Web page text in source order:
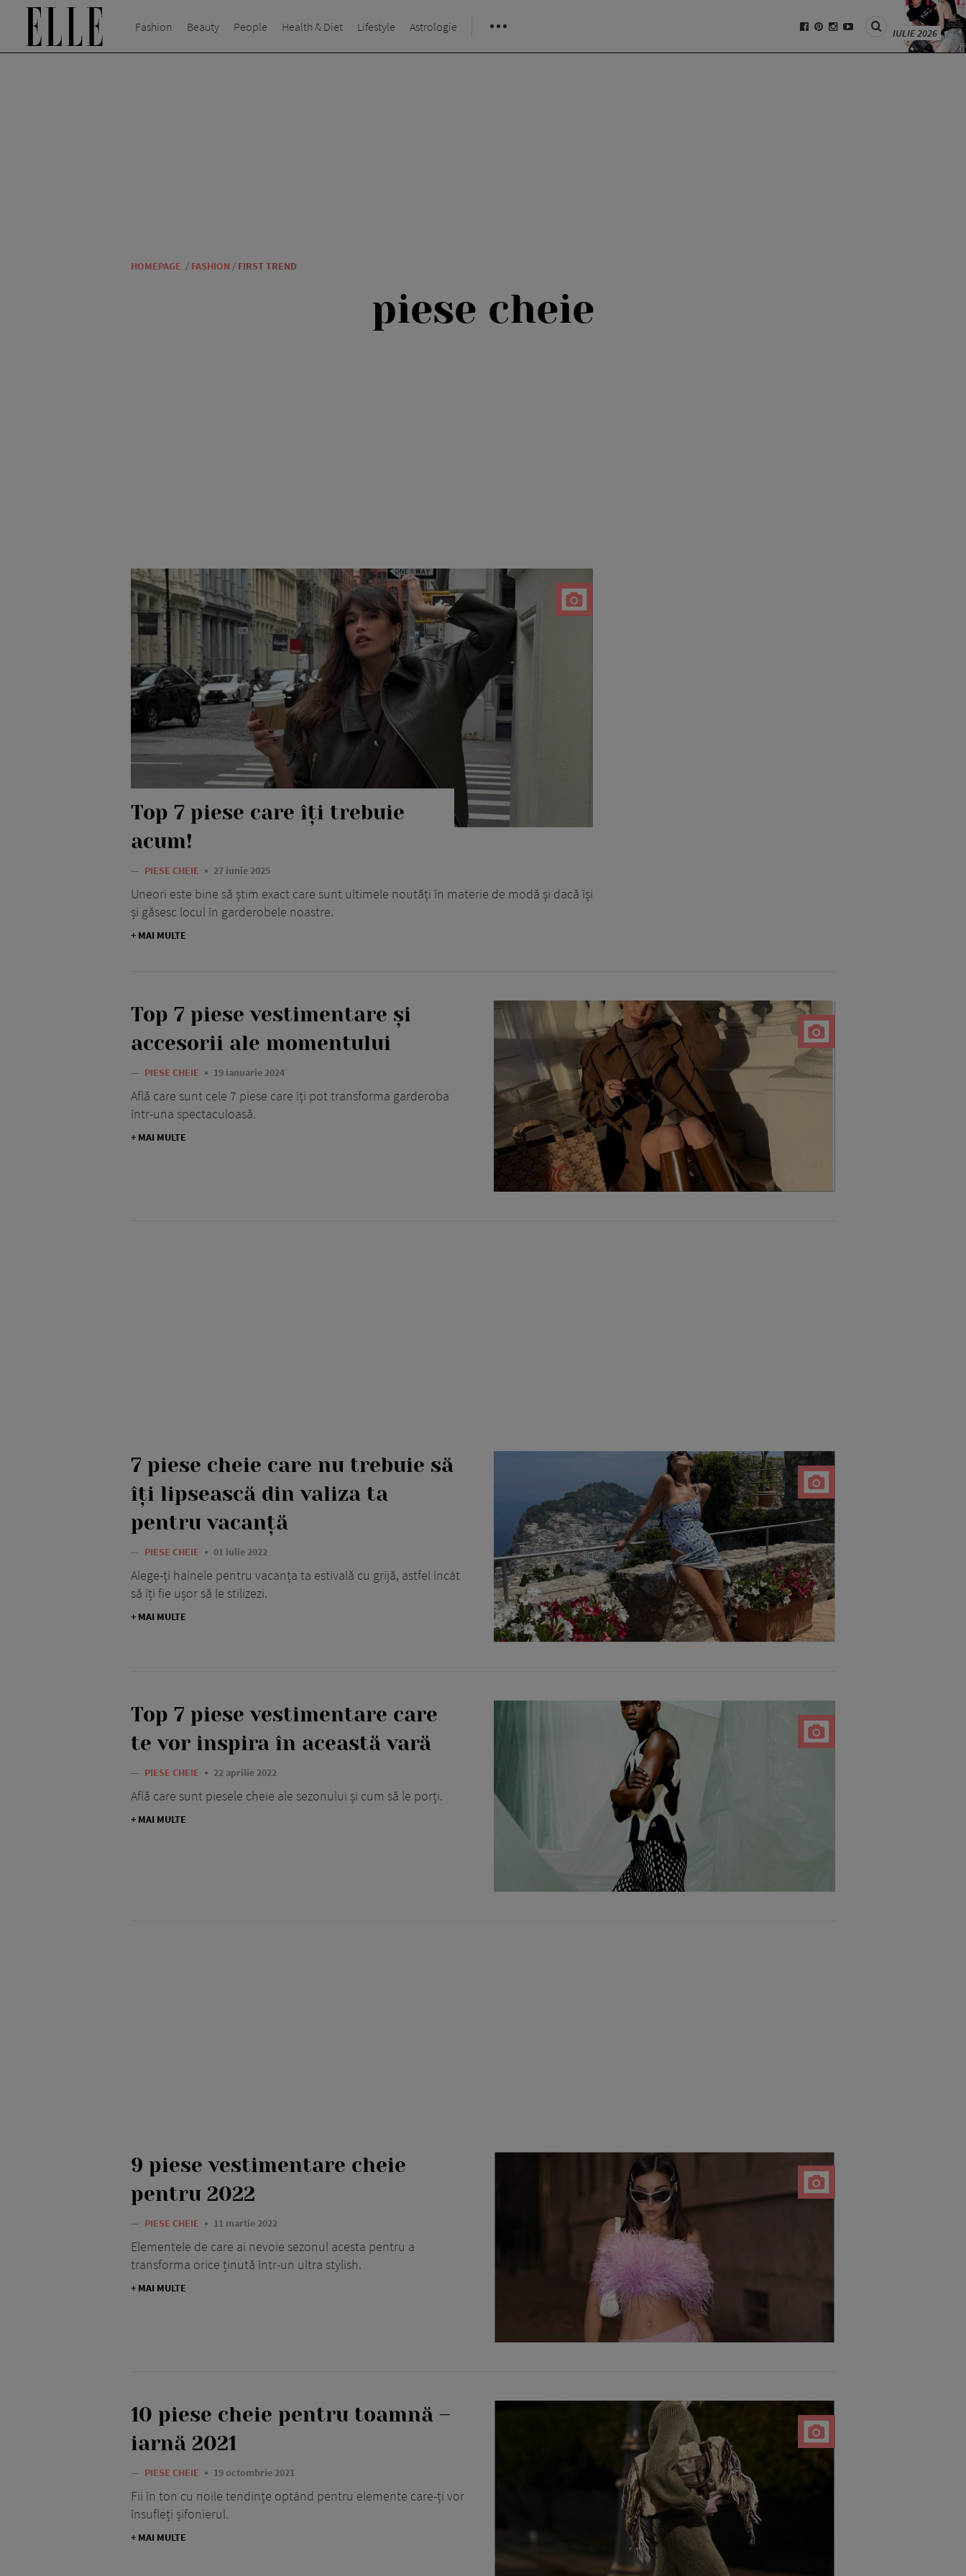
Fashion Beauty People Health & Diet Lifestyle Astrologie IULIE 2026
HOMEPAGE / FASHION / FIRST TREND
piese cheie
Top 7 piese care îți trebuie
acum!
— PIESE CHEIE 27 iunie 2025
Uneori este bine să știm exact care sunt ultimele noutăți în materie de modă și dacă își
și găsesc locul în garderobele noastre.
+ MAI MULTE
Top 7 piese vestimentare și
accesorii ale momentului
— PIESE CHEIE 19 ianuarie 2024
Află care sunt cele 7 piese care îți pot transforma garderoba
într-una spectaculoasă.
+ MAI MULTE
7 piese cheie care nu trebuie să
îți lipsească din valiza ta
pentru vacanță
— PIESE CHEIE 01 iulie 2022
Alege-ți hainele pentru vacanța ta estivală cu grijă, astfel încât
să îți fie ușor să le stilizezi.
+ MAI MULTE
Top 7 piese vestimentare care
te vor inspira în această vară
— PIESE CHEIE 22 aprilie 2022
Află care sunt piesele cheie ale sezonului și cum să le porți.
+ MAI MULTE
9 piese vestimentare cheie
pentru 2022
— PIESE CHEIE 11 martie 2022
Elementele de care ai nevoie sezonul acesta pentru a
transforma orice ținută într-un ultra stylish.
+ MAI MULTE
10 piese cheie pentru toamnă –
iarnă 2021
— PIESE CHEIE 19 octombrie 2021
Fii în ton cu noile tendințe optând pentru elemente care-ți vor
însufleți șifonierul.
+ MAI MULTE